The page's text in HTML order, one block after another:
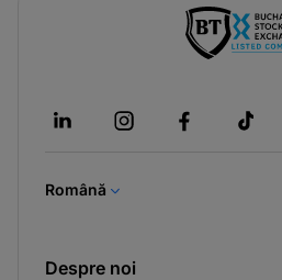
a
Română
Despre noi